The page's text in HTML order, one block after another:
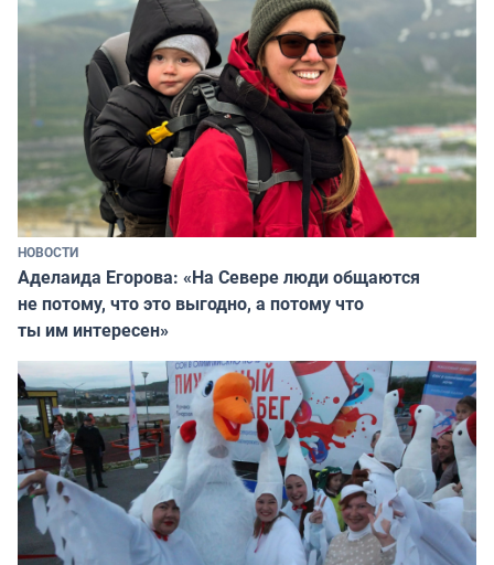
НОВОСТИ
Аделаида Егорова: «На Севере люди общаются
не потому, что это выгодно, а потому что
ты им интересен»